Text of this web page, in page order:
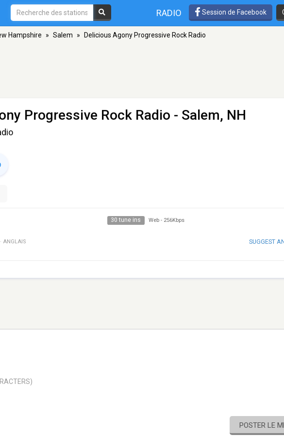
RADIO Session de Facebook
Hampshire » Salem » Delicious Agony Progressive Rock Radio
Progressive Rock Radio - Salem, NH
30 tune ins Web - 256Kbps
· ANGLAIS SUGGEST
POSTER LE